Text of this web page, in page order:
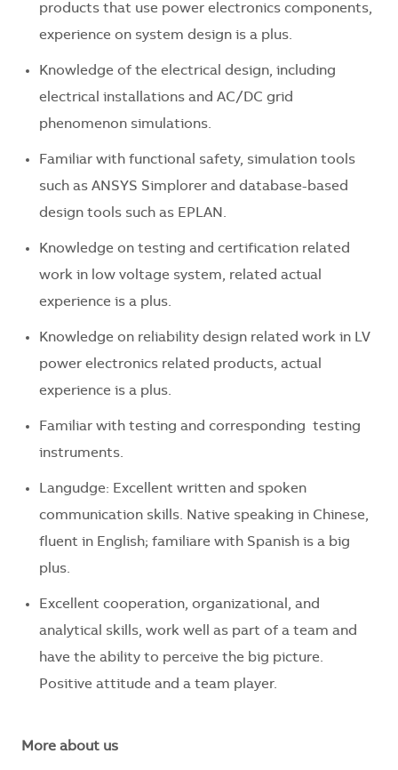
products that use power electronics components,
experience on system design is a plus.
Knowledge of the electrical design, including
electrical installations and AC/DC grid
phenomenon simulations.
Familiar with functional safety, simulation tools
such as ANSYS Simplorer and database-based
design tools such as EPLAN.
Knowledge on testing and certification related
work in low voltage system, related actual
experience is a plus.
Knowledge on reliability design related work in LV
power electronics related products, actual
experience is a plus.
Familiar with testing and corresponding testing
instruments.
Langudge: Excellent written and spoken
communication skills. Native speaking in Chinese,
fluent in English; familiare with Spanish is a big
plus.
Excellent cooperation, organizational, and
analytical skills, work well as part of a team and
have the ability to perceive the big picture.
Positive attitude and a team player.
More about us